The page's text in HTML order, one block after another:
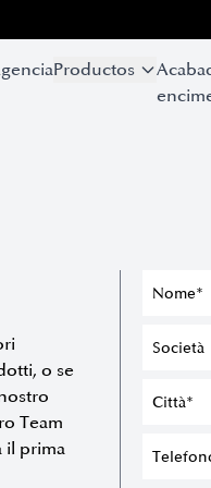
Productos
Productos
o se
Team
il prima